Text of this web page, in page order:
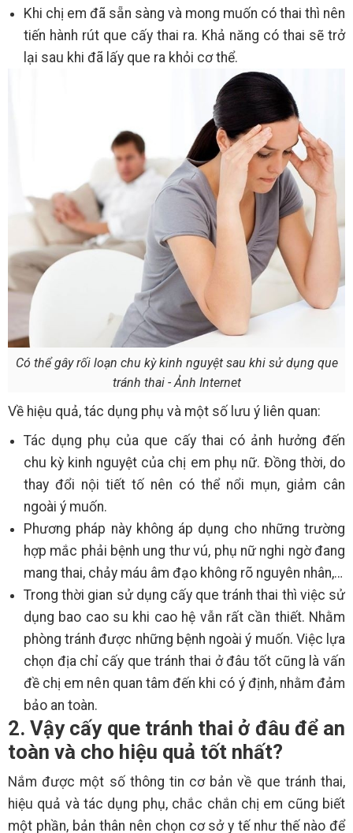
Khi chị em đã sẵn sàng và mong muốn có thai thì nên
tiến hành rút que cấy thai ra. Khả năng có thai sẽ trở
lại sau khi đã lấy que ra khỏi cơ thể.
Có thể gây rối loạn chu kỳ kinh nguyệt sau khi sử dụng que
tránh thai - Ảnh Internet
Về hiệu quả, tác dụng phụ và một số lưu ý liên quan:
Tác dụng phụ của que cấy thai có ảnh hưởng đến
chu kỳ kinh nguyệt của chị em phụ nữ. Đồng thời, do
thay đổi nội tiết tố nên có thể nổi mụn, giảm cân
ngoài ý muốn.
Phương pháp này không áp dụng cho những trường
hợp mắc phải bệnh ung thư vú, phụ nữ nghi ngờ đang
mang thai, chảy máu âm đạo không rõ nguyên nhân,…
Trong thời gian sử dụng cấy que tránh thai thì việc sử
dụng bao cao su khi cao hệ vẫn rất cần thiết. Nhằm
phòng tránh được những bệnh ngoài ý muốn. Việc lựa
chọn địa chỉ cấy que tránh thai ở đâu tốt cũng là vấn
đề chị em nên quan tâm đến khi có ý định, nhằm đảm
bảo an toàn.
2. Vậy cấy que tránh thai ở đâu để an
toàn và cho hiệu quả tốt nhất?
Nắm được một số thông tin cơ bản về que tránh thai,
hiệu quả và tác dụng phụ, chắc chắn chị em cũng biết
một phần, bản thân nên chọn cơ sở y tế như thế nào để